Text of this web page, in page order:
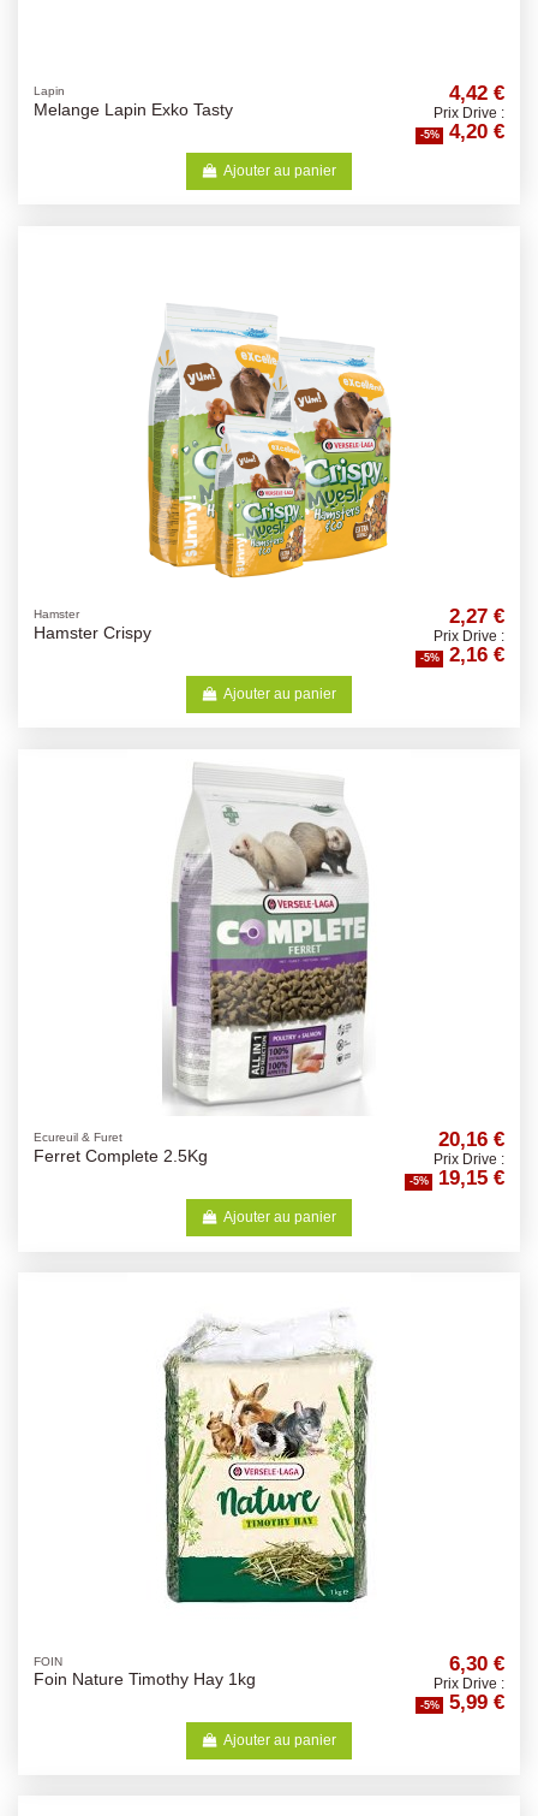
Lapin
Melange Lapin Exko Tasty
4,42 €
Prix Drive :
-5% 4,20 €
Ajouter au panier
Hamster
Hamster Crispy
2,27 €
Prix Drive :
-5% 2,16 €
Ajouter au panier
Ecureuil & Furet
Ferret Complete 2.5Kg
20,16 €
Prix Drive :
-5% 19,15 €
Ajouter au panier
FOIN
Foin Nature Timothy Hay 1kg
6,30 €
Prix Drive :
-5% 5,99 €
Ajouter au panier